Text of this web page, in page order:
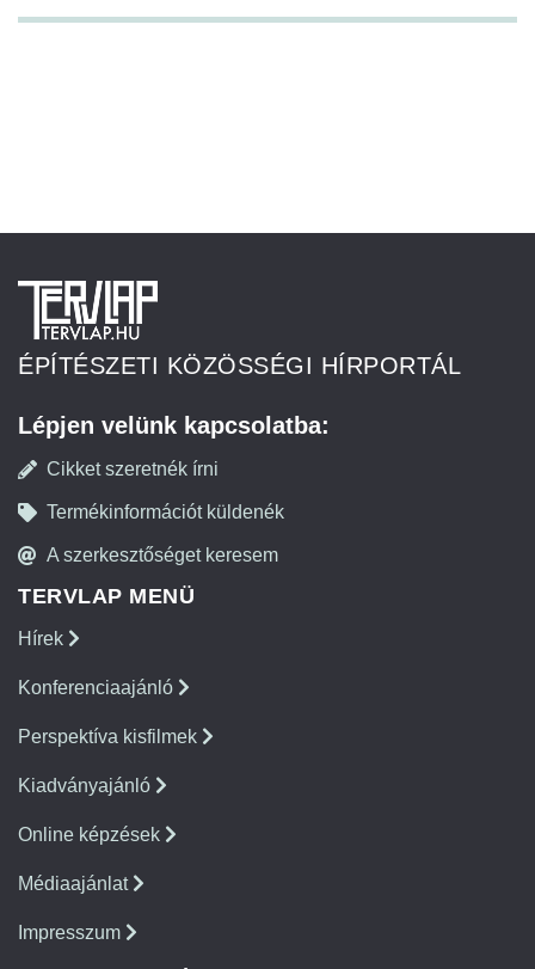
ÉPÍTÉSZETI KÖZÖSSÉGI HÍRPORTÁL
Lépjen velünk kapcsolatba:
Cikket szeretnék írni
Termékinformációt küldenék
A szerkesztőséget keresem
TERVLAP MENÜ
Hírek
Konferenciaajánló
Perspektíva kisfilmek
Kiadványajánló
Online képzések
Médiaajánlat
Impresszum